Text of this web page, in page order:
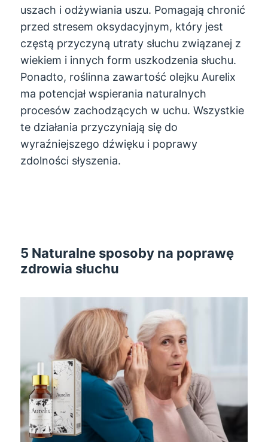
uszach i odżywiania uszu. Pomagają chronić
przed stresem oksydacyjnym, który jest
częstą przyczyną utraty słuchu związanej z
wiekiem i innych form uszkodzenia słuchu.
Ponadto, roślinna zawartość olejku Aurelix
ma potencjał wspierania naturalnych
procesów zachodzących w uchu. Wszystkie
te działania przyczyniają się do
wyraźniejszego dźwięku i poprawy
zdolności słyszenia.
5 Naturalne sposoby na poprawę
zdrowia słuchu